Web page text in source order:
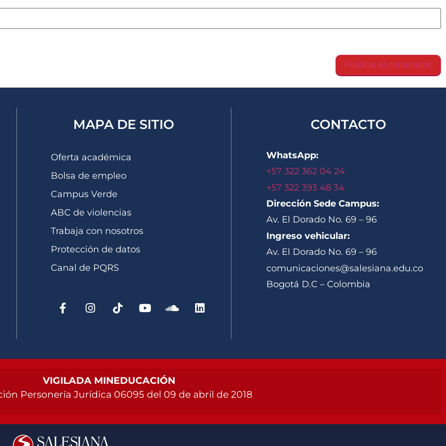
MAPA DE SITIO
Oferta académica
Bolsa de empleo
Campus Verde
ABC de violencias
Trabaja con nosotros
Protección de datos
Canal de PQRS
CONTACTO
WhatsApp:
+57 322 362 04 24
+57 322 393 48 34
Dirección Sede Campus:
Av. El Dorado No. 69 – 96
Ingreso vehicular:
Av. El Dorado No. 69 – 96
comunicaciones@salesiana.edu.co
Bogotá D.C – Colombia
VIGILADA MINEDUCACIÓN
Personería Jurídica 06095 del 09 de abril de 2018